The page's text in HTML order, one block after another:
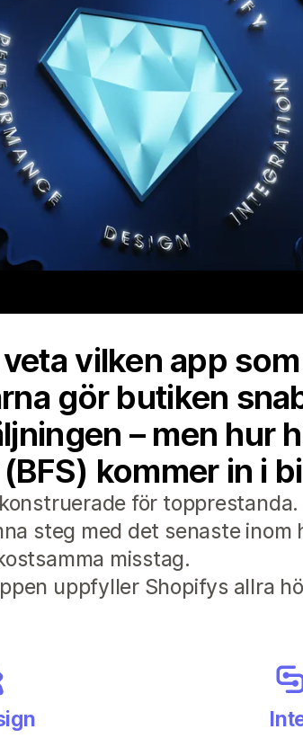
vilken app
gör butiken
– men hur
kommer in i
för
steg med det senaste
misstag.
uppfyller Shopifys allra